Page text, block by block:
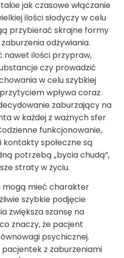
jak czasowe włączanie
ilości słodyczy w celu
przybierać skrajne formy
odżywiania.
nawet ilości przypraw,
czy prowadzić
w celu szybkiej
wpływa coraz
zaburzający na
w każdej z ważnych sfer
funkcjonowanie,
kontakty społeczne są
potrzebą „bycia chudą”,
straty w życiu.
mogą mieć charakter
szybkie podjęcie
zwiększa szansę na
znaczy, że pacjent
psychicznej.
z zaburzeniami